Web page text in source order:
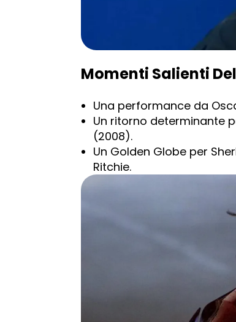
Momenti Salienti
Una performance da
Un ritorno determinante
(2008).
Un Golden Globe per
Ritchie.